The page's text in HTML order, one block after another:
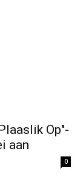
Op"-
aan
0